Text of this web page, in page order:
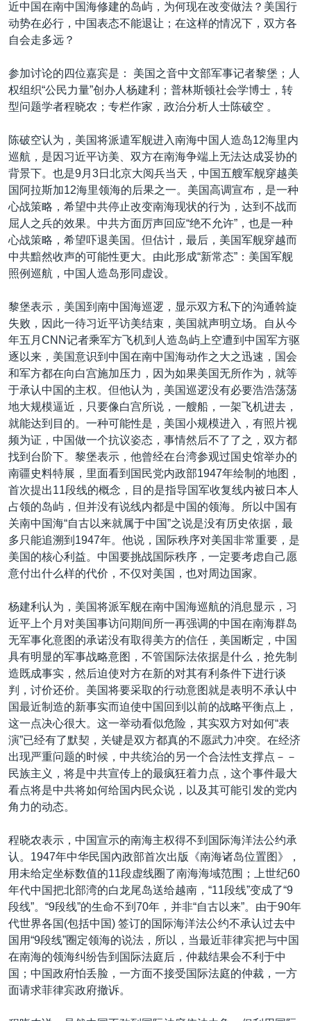
关注西藏
关注新疆
近中国在南中国海修建的岛屿，为何现在改变做法？美国行
动势在必行，中国表态不能退让；在这样的情况下，双方各
自会走多远？
参加讨论的四位嘉宾是： 美国之音中文部军事记者黎堡；人
权组织“公民力量”创办人杨建利；普林斯顿社会学博士，转
型问题学者程晓农；专栏作家，政治分析人士陈破空 。
陈破空认为，美国将派遣军舰进入南海中国人造岛12海里内
巡航，是因习近平访美、双方在南海争端上无法达成妥协的
背景下。也是9月3日北京大阅兵当天，中国五艘军舰穿越美
国阿拉斯加12海里领海的后果之一。美国高调宣布，是一种
心战策略，希望中共停止改变南海现状的行为，达到不战而
屈人之兵的效果。中共方面厉声回应“绝不允许”，也是一种
心战策略，希望吓退美国。但估计，最后，美国军舰穿越而
中共黯然收声的可能性更大。由此形成“新常态”：美国军舰
照例巡航，中国人造岛形同虚设。
黎堡表示，美国到南中国海巡逻，显示双方私下的沟通斡旋
失败，因此一待习近平访美结束，美国就声明立场。自从今
年五月CNN记者乘军方飞机到人造岛屿上空遭到中国军方驱
逐以来，美国意识到中国在南中国海动作之大之迅速，国会
和军方都在向白宫施加压力，因为如果美国无所作为，就等
于承认中国的主权。但他认为，美国巡逻没有必要浩浩荡荡
地大规模逼近，只要像白宫所说，一艘船，一架飞机进去，
就能达到目的。一种可能性是，美国小规模进入，有照片视
频为证，中国做一个抗议姿态，事情然后不了了之，双方都
找到台阶下。黎堡表示，他曾经在台湾参观过国史馆举办的
南疆史料特展，里面看到国民党内政部1947年绘制的地图，
首次提出11段线的概念，目的是指导国军收复线内被日本人
占领的岛屿，但并没有说线内都是中国的领海。所以中国有
关南中国海“自古以来就属于中国”之说是没有历史依据，最
多只能追溯到1947年。他说，国际秩序对美国非常重要，是
美国的核心利益。中国要挑战国际秩序，一定要考虑自己愿
意付出什么样的代价，不仅对美国，也对周边国家。
杨建利认为，美国将派军舰在南中国海巡航的消息显示，习
近平上个月对美国事访问期间所一再强调的中国在南海群岛
无军事化意图的承诺没有取得美方的信任，美国断定，中国
具有明显的军事战略意图，不管国际法依据是什么，抢先制
造既成事实，然后迫使对方在新的对其有利条件下进行谈
判，讨价还价。美国将要采取的行动意图就是表明不承认中
国最近制造的新事实而迫使中国回到以前的战略平衡点上，
这一点决心很大。这一举动看似危险，其实双方对如何“表
演”已经有了默契，关键是双方都真的不愿武力冲突。在经济
出现严重问题的时候，中共统治的另一个合法性支撑点－－
民族主义，将是中共宣传上的最疯狂着力点，这个事件最大
看点将是中共将如何给国内民众说，以及其可能引发的党内
角力的动态。
程晓农表示，中国宣示的南海主权得不到国际海洋法公约承
认。1947年中华民国內政部首次出版《南海诸岛位置图》，
用未给定坐标数值的11段虚线圈了南海海域范围；上世纪60
年代中国把北部湾的白龙尾岛送给越南，“11段线”变成了“9
段线”。“9段线”的生命不到70年，并非“自古以来”。由于90年
代世界各国(包括中国) 签订的国际海洋法公约不承认过去中
国用“9段线”圈定领海的说法，所以，当最近菲律宾把与中国
在南海的领海纠纷告到国际法庭后，仲裁结果会不利于中
国；中国政府怕丢脸，一方面不接受国际法庭的仲裁，一方
面请求菲律宾政府撤诉。